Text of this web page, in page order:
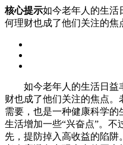
核心提示如今老年人的生活
何理财也成了他们关注的焦
如今老年人的生活日益
财也成了他们关注的焦点
需要，也是一种健康科学
生活增加一些“兴奋点”。不
先，提防掉入高收益的陷阱